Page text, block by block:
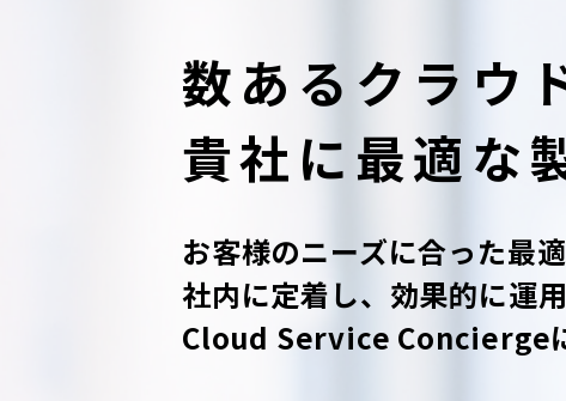
数あるクラウ
貴社に最適な
お客様のニーズに合った最
社内に定着し、効果的に運
Cloud Service Concierge